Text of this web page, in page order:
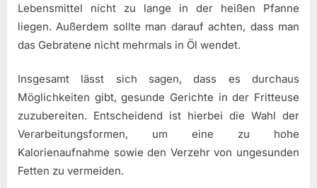
Lebensmittel nicht zu lange in der heißen Pfanne
liegen. Außerdem sollte man darauf achten, dass man
das Gebratene nicht mehrmals in Öl wendet.
Insgesamt lässt sich sagen, dass es durchaus
Möglichkeiten gibt, gesunde Gerichte in der Fritteuse
zuzubereiten. Entscheidend ist hierbei die Wahl der
Verarbeitungsformen, um eine zu hohe
Kalorienaufnahme sowie den Verzehr von ungesunden
Fetten zu vermeiden.